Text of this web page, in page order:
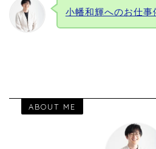
小幡和輝へのお仕事
ABOUT ME